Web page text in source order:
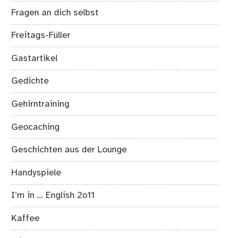
Fragen an dich selbst
Freitags-Füller
Gastartikel
Gedichte
Gehirntraining
Geocaching
Geschichten aus der Lounge
Handyspiele
I’m in … English 2o11
Kaffee